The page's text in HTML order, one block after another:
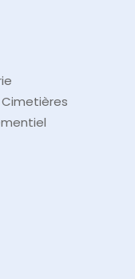
Cimetières